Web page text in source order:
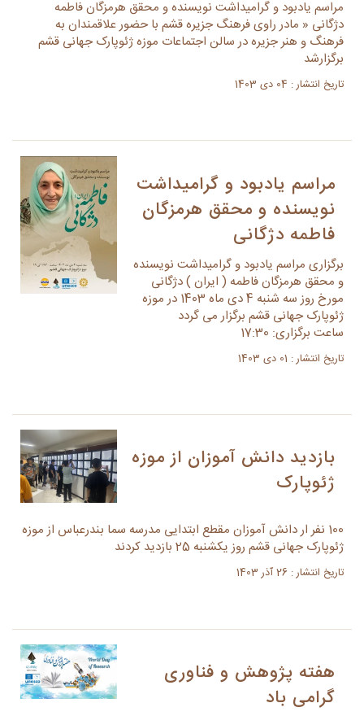
مراسم یادبود و گرامیداشت نویسنده و محقق هرمزگان فاطمه
دژگانی « مادر راوی فرهنگ جزیره قشم با حضور علاقمندان به
فرهنگ و هنر جزیره در سالن اجتماعات موزه ژئوپارک جهانی قشم
برگزارشد
تاریخ انتشار : 04 دی 1403
مراسم یادبود و گرامیداشت
نویسنده و محقق هرمزگان
فاطمه دژگانی
برگزاری مراسم یادبود و گرامیداشت نویسنده
و محقق هرمزگان فاطمه ( ایران ) دژگانی
مورخ روز سه شنبه 4 دی ماه 1403 در موزه
ژئوپارک جهانی قشم برگزار می گردد
ساعت برگزاری: 17:30
تاریخ انتشار : 01 دی 1403
بازدید دانش آموزان از موزه
ژئوپارک
100 نفر ار دانش آموزان مقطع ابتدایی مدرسه سما بندرعباس از موزه
ژئوپارک جهانی قشم روز یکشنبه 25 بازدید کردند
تاریخ انتشار : 26 آذر 1403
هفته پژوهش و فناوری
گرامی باد